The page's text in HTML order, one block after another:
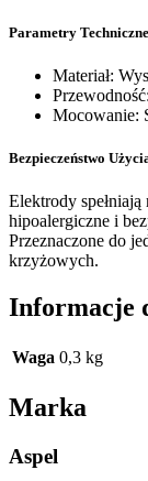
Parametry Techniczne
Materiał:
Mocowanie:
Bezpieczeństwo
Elektrody
hipoalergiczne i
Przeznaczone do
krzyżowych.
Informacje
Waga 0,3 kg
Marka
Aspel